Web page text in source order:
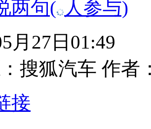
两句( 人参与)
月27日01:49
搜狐汽车 作者
接